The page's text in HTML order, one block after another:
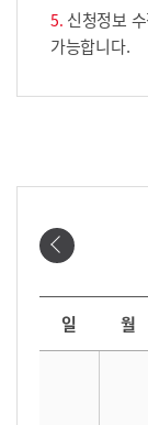
신청정보
가능합니다.
날짜선택
일 월